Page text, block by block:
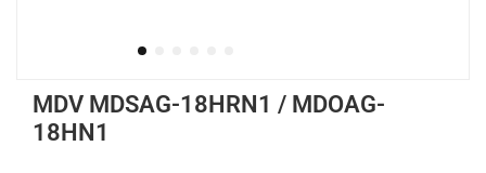
MDV MDSAG-18HRN1 / MDOAG-
18HN1